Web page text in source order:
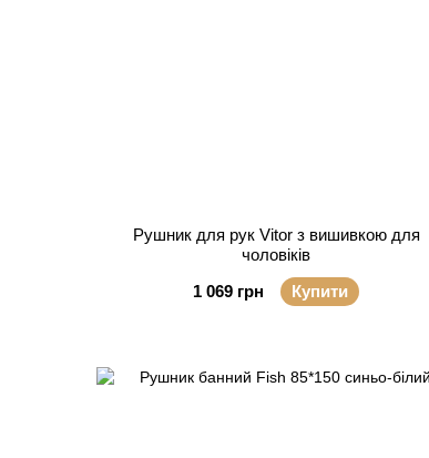
Рушник для рук Vitor з вишивкою для
чоловіків
1 069 грн
Купити